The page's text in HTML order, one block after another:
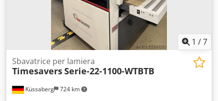
1 /7
Küssaberg 724 km
Sbavatrice per lamiera
TimesaversSerie-22-1100-WTBTB